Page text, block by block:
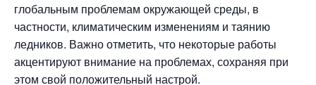
глобальным проблемам окружающей среды, в
частности, климатическим изменениям и таянию
ледников. Важно отметить, что некоторые работы
акцентируют внимание на проблемах, сохраняя при
этом свой положительный настрой.